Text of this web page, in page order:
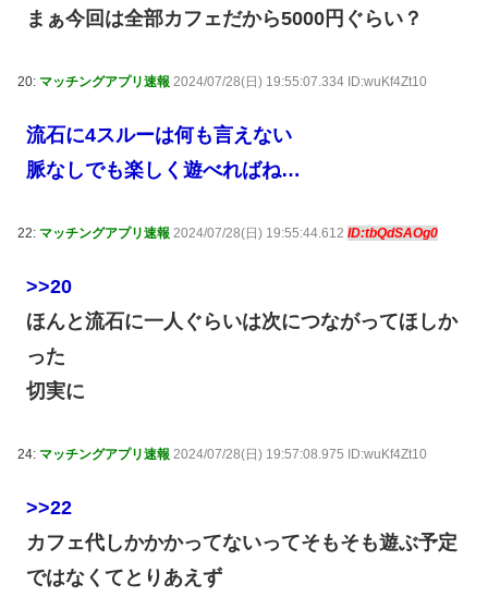
まぁ今回は全部カフェだから5000円ぐらい？
20: マッチングアプリ速報 2024/07/28(日) 19:55:07.334 ID:wuKf4Zt10
流石に4スルーは何も言えない
脈なしでも楽しく遊べればね…
22: マッチングアプリ速報 2024/07/28(日) 19:55:44.612 ID:tbQdSAOg0
>>20
ほんと流石に一人ぐらいは次につながってほしか
った
切実に
24: マッチングアプリ速報 2024/07/28(日) 19:57:08.975 ID:wuKf4Zt10
>>22
カフェ代しかかかってないってそもそも遊ぶ予定
ではなくてとりあえず